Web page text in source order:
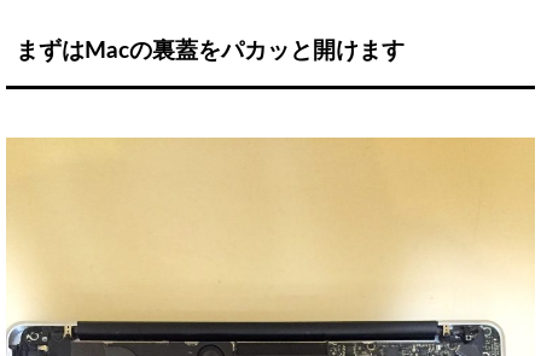
まずはMacの裏蓋をパカッと開けます